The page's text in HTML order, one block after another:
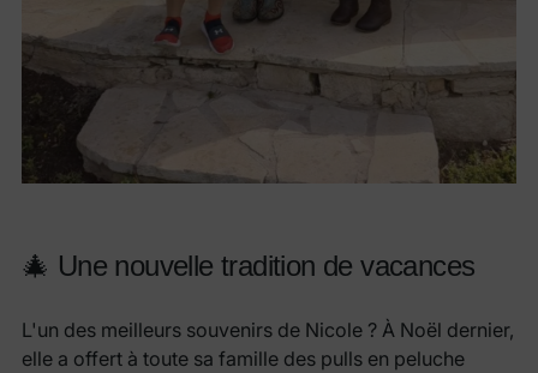
🎄 Une nouvelle tradition de vacances
L'un des meilleurs souvenirs de Nicole ? À Noël dernier,
elle a offert à toute sa famille des pulls en peluche
En vous inscrivant, vous acceptez notre
Politique de
confidentialité